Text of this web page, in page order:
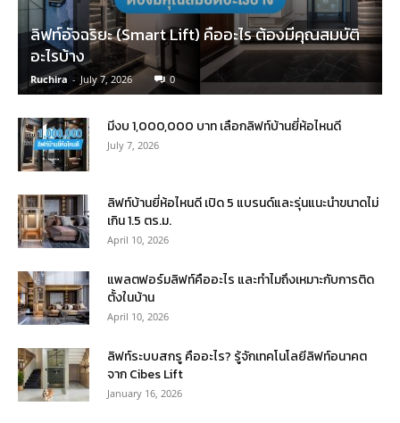
ลิฟท์อัจฉริยะ (Smart Lift) คืออะไร ต้องมีคุณสมบัติ
อะไรบ้าง
Ruchira - July 7, 2026 0
มีงบ 1,000,000 บาท เลือกลิฟท์บ้านยี่ห้อไหนดี
July 7, 2026
ลิฟท์บ้านยี่ห้อไหนดี เปิด 5 แบรนด์และรุ่นแนะนำขนาดไม่
เกิน 1.5 ตร.ม.
April 10, 2026
แพลตฟอร์มลิฟท์คืออะไร และทำไมถึงเหมาะกับการติด
ตั้งในบ้าน
April 10, 2026
ลิฟท์ระบบสกรู คืออะไร? รู้จักเทคโนโลยีลิฟท์อนาคต
จาก Cibes Lift
January 16, 2026